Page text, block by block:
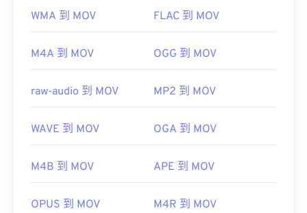
WMA 到 MOV FLAC 到 MOV
M4A 到 MOV OGG 到 MOV
raw-audio 到 MOV MP2 到 MOV
WAVE 到 MOV OGA 到 MOV
M4B 到 MOV APE 到 MOV
OPUS 到 MOV M4R 到 MOV